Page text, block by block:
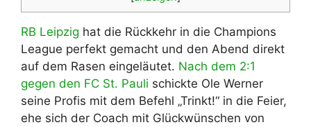
RB Leipzig hat die Rückkehr in die Champions
League perfekt gemacht und den Abend direkt
auf dem Rasen eingeläutet. Nach dem 2:1
gegen den FC St. Pauli schickte Ole Werner
seine Profis mit dem Befehl „Trinkt!“ in die Feier,
ehe sich der Coach mit Glückwünschen von